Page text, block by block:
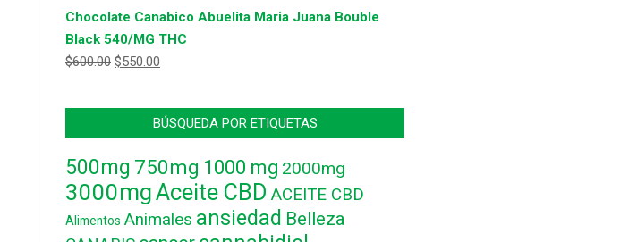
Chocolate Canabico Abuelita Maria Juana Bouble
Black 540/MG THC
$600.00 $550.00
BÚSQUEDA POR ETIQUETAS
500mg 750mg 1000 mg 2000mg
3000mgAceite CBD ACEITE CBD
Alimentos Animales ansiedad Belleza